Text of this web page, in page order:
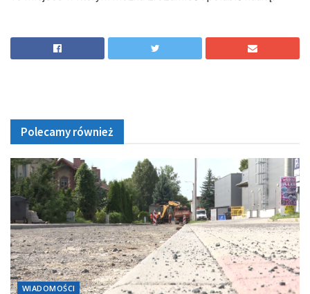
Polecamy również
WIADOMOŚCI